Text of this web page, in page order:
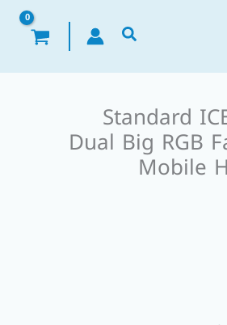
Standard
Dual Big RGB
Mobile